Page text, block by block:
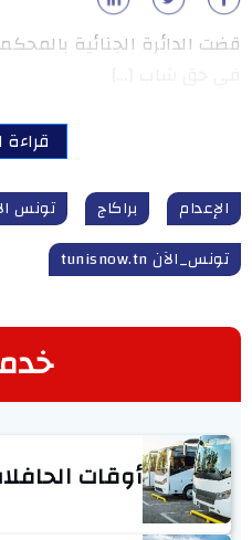
قضت الدائرة الجنائية
قراءة
الإعدام براكاج
تونس
تونس_الآن tunisnow.tn
أوقات